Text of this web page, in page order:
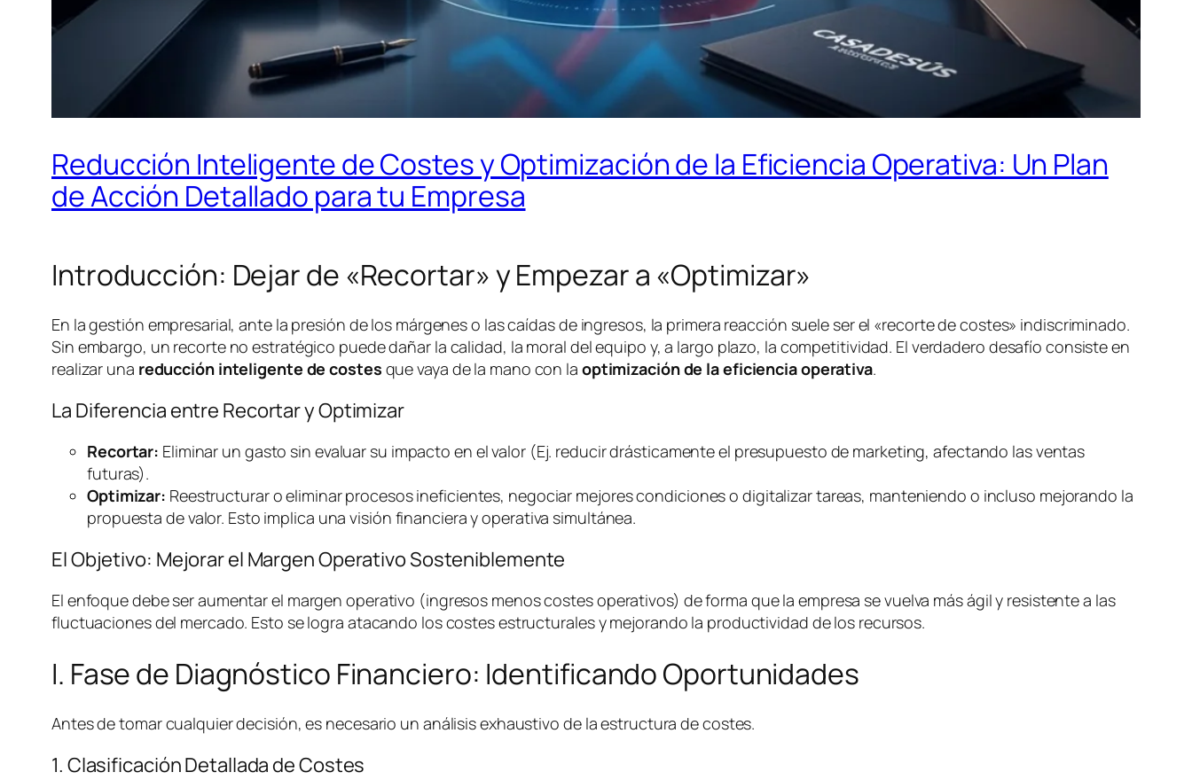
Reducción Inteligente de Costes y Optimización de la Eficiencia Operativa: Un Plan
de Acción Detallado para tu Empresa
Introducción: Dejar de «Recortar» y Empezar a «Optimizar»
En la gestión empresarial, ante la presión de los márgenes o las caídas de ingresos, la primera reacción suele ser el «recorte de costes» indiscriminado.
Sin embargo, un recorte no estratégico puede dañar la calidad, la moral del equipo y, a largo plazo, la competitividad. El verdadero desafío consiste en
realizar una reducción inteligente de costes que vaya de la mano con la optimización de la eficiencia operativa.
La Diferencia entre Recortar y Optimizar
Recortar: Eliminar un gasto sin evaluar su impacto en el valor (Ej. reducir drásticamente el presupuesto de marketing, afectando las ventas
futuras).
Optimizar: Reestructurar o eliminar procesos ineficientes, negociar mejores condiciones o digitalizar tareas, manteniendo o incluso mejorando la
propuesta de valor. Esto implica una visión financiera y operativa simultánea.
El Objetivo: Mejorar el Margen Operativo Sosteniblemente
El enfoque debe ser aumentar el margen operativo (ingresos menos costes operativos) de forma que la empresa se vuelva más ágil y resistente a las
fluctuaciones del mercado. Esto se logra atacando los costes estructurales y mejorando la productividad de los recursos.
I. Fase de Diagnóstico Financiero: Identificando Oportunidades
Antes de tomar cualquier decisión, es necesario un análisis exhaustivo de la estructura de costes.
1. Clasificación Detallada de Costes